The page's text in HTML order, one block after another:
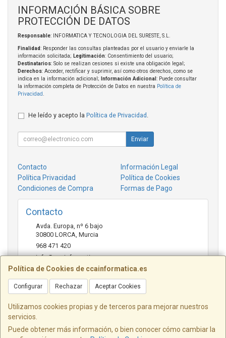
Política de Cookies de ccainformatica.es
Configurar Rechazar Aceptar Cookies
Utilizamos cookies propias y de terceros para mejorar nuestros
servicios.
Puede obtener más información, o bien conocer cómo cambiar la
INFORMACIÓN BÁSICA SOBRE
PROTECCIÓN DE DATOS
Responsable: INFORMATICA Y TECNOLOGIA DEL SURESTE, S.L.
Finalidad: Responder las consultas planteadas por el usuario y enviarle la
información solicitada; Legitimación: Consentimiento del usuario;
Destinatarios: Solo se realizan cesiones si existe una obligación legal;
Derechos: Acceder, rectificar y suprimir, así como otros derechos, como se
indica en la información adicional;
Información Adicional : Puede consultar
la información completa de Protección de Datos en nuestra Política de
Privacidad
He leído y acepto la Política de Privacidad
Enviar
Contacto
Información Legal
Política Privacidad
Política de Cookies
Condiciones de Compra
Formas de Pago
Contacto
Avda. Europa, nº 6 bajo
30800 LORCA Murcia
968 471 420
info@ccainformatica.es
Horario
L-V: 9:30 h a 14 h - 16:30 h a 20:30 h - Sab: 10 h a 14 h